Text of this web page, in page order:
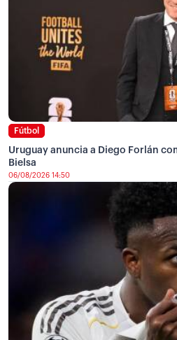
Fútbol
Uruguay anuncia a Diego Forlán
Bielsa
06/08/2026 14:50